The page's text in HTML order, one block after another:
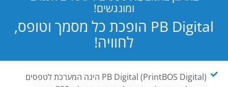
ומונגשים!
PB Digital הופכת כל מסמך וטופס,
לחוויה!
PB Digital (PrintBOS Digital) הינה המערכת לטפסים